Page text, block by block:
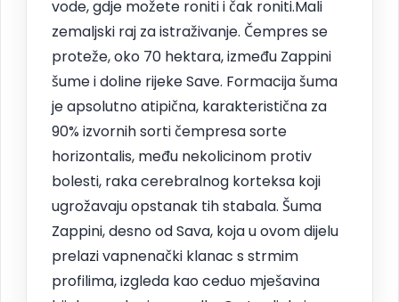
vode, gdje možete roniti i čak roniti.Mali
zemaljski raj za istraživanje. Čempres se
proteže, oko 70 hektara, između Zappini
šume i doline rijeke Save. Formacija šuma
je apsolutno atipična, karakteristična za
90% izvornih sorti čempresa sorte
horizontalis, među nekolicinom protiv
bolesti, raka cerebralnog korteksa koji
ugrožavaju opstanak tih stabala. Šuma
Zappini, desno od Sava, koja u ovom dijelu
prelazi vapnenački klanac s strmim
profilima, izgleda kao ceduo mješavina